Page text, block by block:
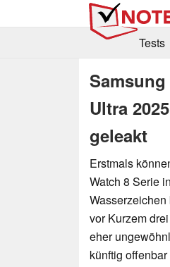
Tests
Ultra
geleakt
Erstmals
Watch 8 Serie
vor Kurzem
eher
künftig